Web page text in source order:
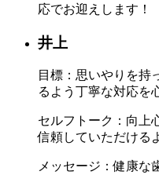
応でお迎えします！
井上
目標： 思いやりを持
るよう丁寧な対応を
セルフトーク： 向上
信頼していただける
メッセージ：健康な